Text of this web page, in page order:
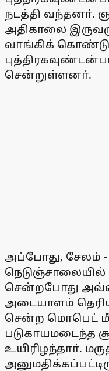
நடத்தி வந்தனா்.
அதிகாலை
வாங்கிக்
சென்றுள்ளனா்.
அப்போது, சேலம்
நெடுஞ்சாலையில்
சென்றபோது
அடையாளம்
சென்ற மொபெட்
படுகாயமடைந்த
உயிரிழந்தாா்.